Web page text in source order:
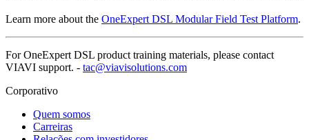
Learn more about the OneExpert DSL Modular Field Test Platform.
For OneExpert DSL product training materials, please contact
VIAVI support. - tac@viavisolutions.com
Corporativo
Quem somos
Carreiras